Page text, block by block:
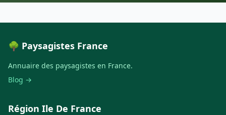
🌳 Paysagistes France
Annuaire des paysagistes en France.
Blog →
Région Ile De France